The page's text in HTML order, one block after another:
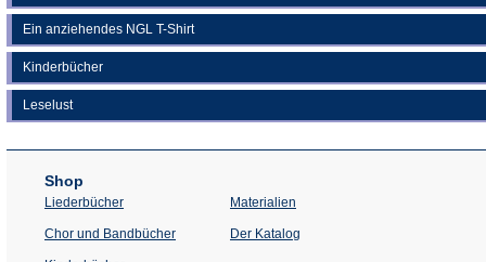
Ein anziehendes NGL T-Shirt
Kinderbücher
Leselust
Shop
Liederbücher
Chor und Bandbücher
Materialien
Der Katalog